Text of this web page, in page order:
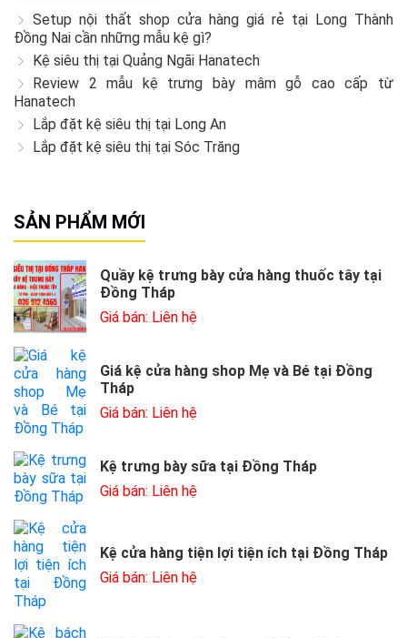
Setup nội thất shop cửa hàng giá rẻ tại Long Thành
Đồng Nai cần những mẫu kệ gì?
Kệ siêu thị tại Quảng Ngãi Hanatech
Review 2 mẫu kệ trưng bày mâm gỗ cao cấp từ
Hanatech
Lắp đặt kệ siêu thị tại Long An
Lắp đặt kệ siêu thị tại Sóc Trăng
SẢN PHẨM MỚI
Quầy kệ trưng bày cửa hàng thuốc tây tại
Đồng Tháp
Giá bán: Liên hệ
Giá kệ cửa hàng shop Mẹ và Bé tại Đồng
Tháp
Giá bán: Liên hệ
Kệ trưng bày sữa tại Đồng Tháp
Giá bán: Liên hệ
Kệ cửa hàng tiện lợi tiện ích tại Đồng Tháp
Giá bán: Liên hệ